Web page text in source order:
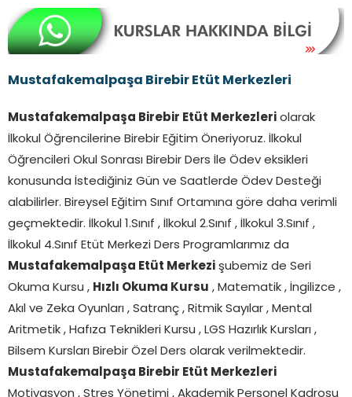
Mustafakemalpaşa Birebir Etüt Merkezleri
Mustafakemalpaşa Birebir Etüt Merkezleri olarak
İlkokul Öğrencilerine Birebir Eğitim Öneriyoruz. İlkokul
Öğrencileri Okul Sonrası Birebir Ders İle Ödev eksikleri
konusunda İstediğiniz Gün ve Saatlerde Ödev Desteği
alabilirler. Bireysel Eğitim Sınıf Ortamına göre daha verimli
geçmektedir. İlkokul 1.Sınıf , İlkokul 2.Sınıf , İlkokul 3.Sınıf ,
İlkokul 4.Sınıf Etüt Merkezi Ders Programlarımız da
Mustafakemalpaşa Etüt Merkezi şubemiz de Seri
Okuma Kursu , Hızlı Okuma Kursu , Matematik , İngilizce ,
Akıl ve Zeka Oyunları , Satranç , Ritmik Sayılar , Mental
Aritmetik , Hafıza Teknikleri Kursu , LGS Hazırlık Kursları ,
Bilsem Kursları Birebir Özel Ders olarak verilmektedir.
Mustafakemalpaşa Birebir Etüt Merkezleri
Motivasyon , Stres Yönetimi , Akademik Personel Kadrosu